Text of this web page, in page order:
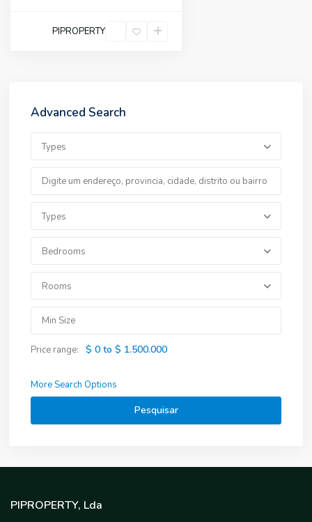
PIPROPERTY
Advanced Search
Types
Types
Bedrooms
Rooms
Price range: $ 0 to $ 1.500.000
More Search Options
Pesquisar
PIPROPERTY, Lda